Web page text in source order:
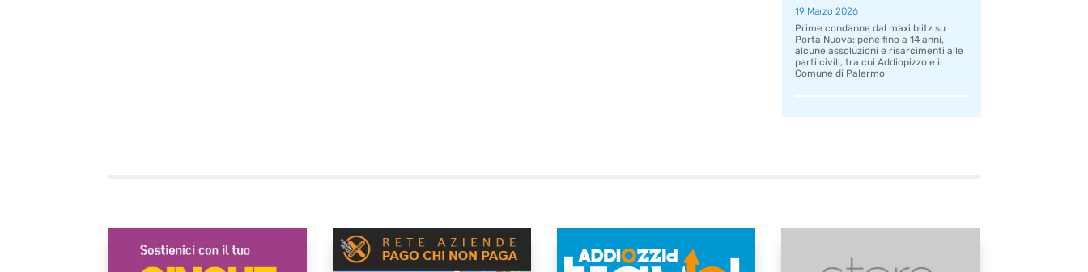
19 Marzo 2026
Prime condanne dal maxi blitz su
Porta Nuova: pene fino a 14 anni,
alcune assoluzioni e risarcimenti alle
parti civili, tra cui Addiopizzo e il
Comune di Palermo